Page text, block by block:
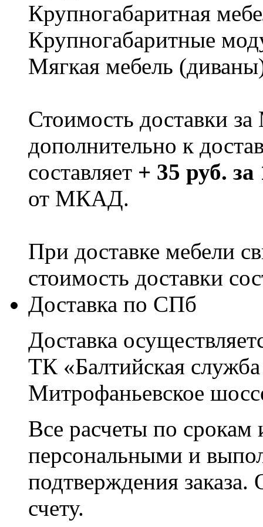
Крупногабаритная
Крупногабаритные
Мягкая мебель
Стоимость доставки
дополнительно к
составляет + 35 руб.
от МКАД.
При доставке мебели
стоимость доставки
Доставка по СПб
Доставка
ТК «Балтийская
Митрофаньевское
Все расчеты по срокам
персональными и
подтверждения заказа.
счету.